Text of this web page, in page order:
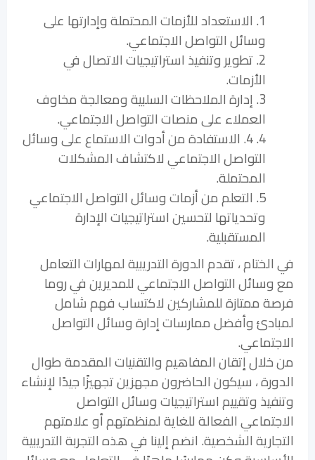
1. الاستعداد للأزمات المحتملة وإدارتها على
وسائل التواصل الاجتماعي.
2. تطوير وتنفيذ استراتيجيات الاتصال في
الأزمات.
3. إدارة الملاحظات السلبية ومعالجة مخاوف
العملاء على منصات التواصل الاجتماعي.
4. 4. الاستفادة من أدوات الاستماع على وسائل
التواصل الاجتماعي لاكتشاف المشكلات
المحتملة.
5. التعلم من أزمات وسائل التواصل الاجتماعي
وتحدياتها لتحسين استراتيجيات الإدارة
المستقبلية.
في الختام ، تقدم الدورة التدريبية لمهارات التعامل
مع وسائل التواصل الاجتماعي للمديرين في روما
فرصة ممتازة للمشاركين لاكتساب فهم شامل
لمبادئ وأفضل ممارسات إدارة وسائل التواصل
الاجتماعي.
من خلال إتقان المفاهيم والتقنيات المقدمة طوال
الدورة ، سيكون الحاضرون مجهزين تجهيزًا جيدًا لإنشاء
وتنفيذ وتقييم استراتيجيات وسائل التواصل
الاجتماعي الفعالة للغاية لمنظمتهم أو علامتهم
التجارية الشخصية. انضم إلينا في هذه التجربة التدريبية